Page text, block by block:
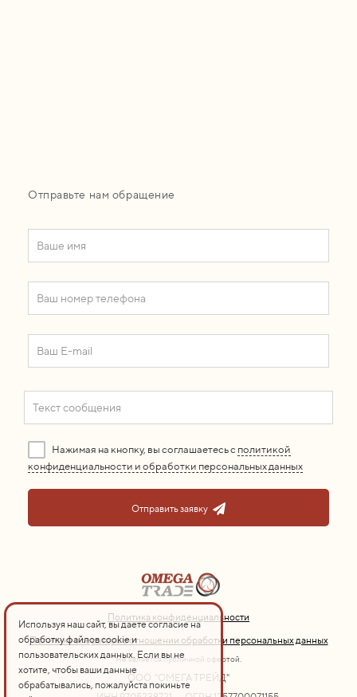
Отправьте нам обращение
Нажимая на кнопку, вы соглашаетесь с политикой
конфиденциальности и обработки персональных данных
Отправить заявку
Политика конфиденциальности
Политика оператора в отношении обработки персональных данных
Не является публичной офертой.
ООО "ОМЕГА ТРЕЙД"
Используя наш сайт, вы даете согласие на
обработку файлов cookie и
пользовательских данных. Если вы не
хотите, чтобы ваши данные
обрабатывались, пожалуйста покиньте